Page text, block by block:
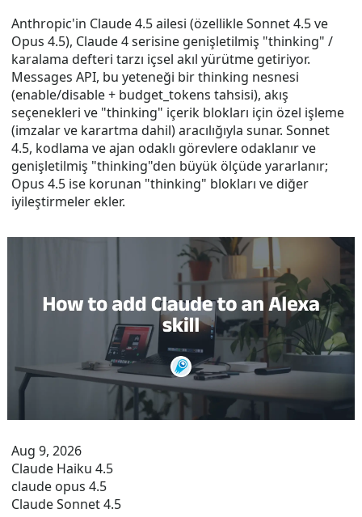
Anthropic'in Claude 4.5 ailesi (özellikle Sonnet 4.5 ve
Opus 4.5), Claude 4 serisine genişletilmiş "thinking" /
karalama defteri tarzı içsel akıl yürütme getiriyor.
Messages API, bu yeteneği bir thinking nesnesi
(enable/disable + budget_tokens tahsisi), akış
seçenekleri ve "thinking" içerik blokları için özel işleme
(imzalar ve karartma dahil) aracılığıyla sunar. Sonnet
4.5, kodlama ve ajan odaklı görevlere odaklanır ve
genişletilmiş "thinking"den büyük ölçüde yararlanır;
Opus 4.5 ise korunan "thinking" blokları ve diğer
iyileştirmeler ekler.
Aug 9, 2026
Claude Haiku 4.5
claude opus 4.5
Claude Sonnet 4.5